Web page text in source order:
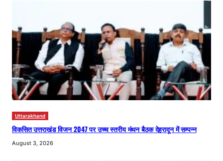
Uttarakhand
विकसित उत्तराखंड विजन 2047 पर उच्च स्तरीय मंथन बैठक देहरादून में सम्पन्न
August 3, 2026